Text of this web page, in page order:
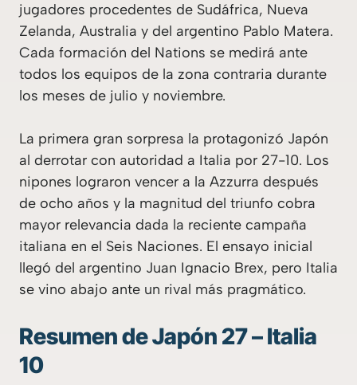
jugadores procedentes de Sudáfrica, Nueva
Zelanda, Australia y del argentino Pablo Matera.
Cada formación del Nations se medirá ante
todos los equipos de la zona contraria durante
los meses de julio y noviembre.
La primera gran sorpresa la protagonizó Japón
al derrotar con autoridad a Italia por 27-10. Los
nipones lograron vencer a la Azzurra después
de ocho años y la magnitud del triunfo cobra
mayor relevancia dada la reciente campaña
italiana en el Seis Naciones. El ensayo inicial
llegó del argentino Juan Ignacio Brex, pero Italia
se vino abajo ante un rival más pragmático.
Resumen de Japón 27 – Italia
10